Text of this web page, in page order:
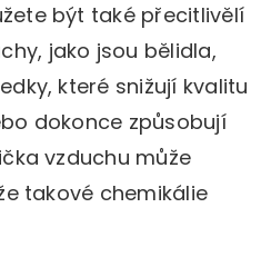
být také přecitlivělí
jako jsou bělidla,
které snižují kvalitu
dokonce způsobují
vzduchu může
takové chemikálie